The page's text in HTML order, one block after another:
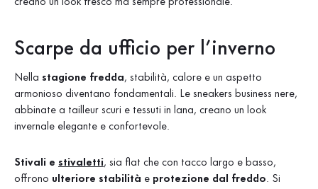
creano un look fresco ma sempre professionale.
Scarpe da ufficio per l’inverno
Nella stagione fredda, stabilità, calore e un aspetto
armonioso diventano fondamentali. Le sneakers business nere,
abbinate a tailleur scuri e tessuti in lana, creano un look
invernale elegante e confortevole.
Stivali e stivaletti, sia flat che con tacco largo e basso,
offrono ulteriore stabilità e protezione dal freddo. Si